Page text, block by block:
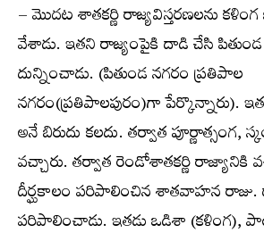
– మొదట శాతకర్ణి రాజ్యవిస్తరణలను కళింగ
వేశాడు. ఇతని రాజ్యంపైకి దాడి చేసి
దున్నించాడు. (పితుండ నగరం ప్రతిపాల
నగరం(ప్రతిపాలపురం)గా పేర్కొన్నారు).
అనే బిరుదు కలదు. తర్వాత పూర్ణాత్సంగ,
వచ్చారు. తర్వాత రెండోశాతకర్ణి రాజ్యానికి
దీర్ఘకాలం పరిపాలించిన శాతవాహన రాజు.
పరిపాలించాడు. ఇతడు ఒడిశా (కళింగ),